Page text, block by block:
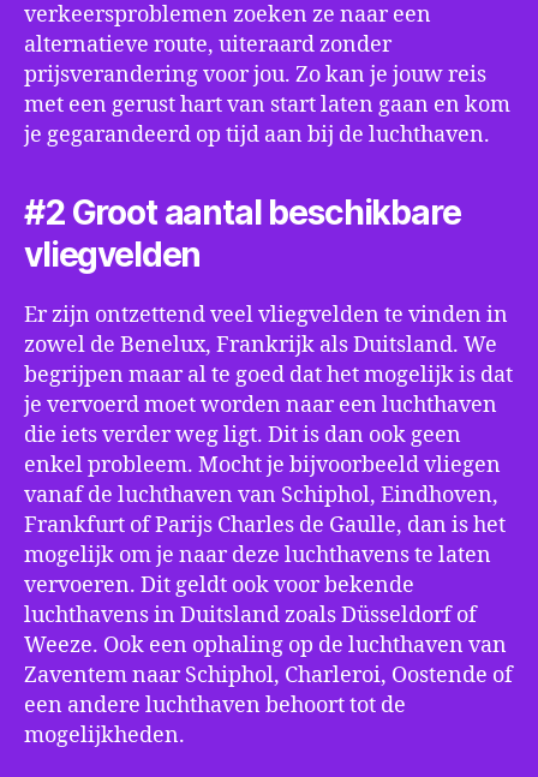
verkeersproblemen zoeken ze naar een
alternatieve route, uiteraard zonder
prijsverandering voor jou. Zo kan je jouw reis
met een gerust hart van start laten gaan en kom
je gegarandeerd op tijd aan bij de luchthaven.
#2 Groot aantal beschikbare
vliegvelden
Er zijn ontzettend veel vliegvelden te vinden in
zowel de Benelux, Frankrijk als Duitsland. We
begrijpen maar al te goed dat het mogelijk is dat
je vervoerd moet worden naar een luchthaven
die iets verder weg ligt. Dit is dan ook geen
enkel probleem. Mocht je bijvoorbeeld vliegen
vanaf de luchthaven van Schiphol, Eindhoven,
Frankfurt of Parijs Charles de Gaulle, dan is het
mogelijk om je naar deze luchthavens te laten
vervoeren. Dit geldt ook voor bekende
luchthavens in Duitsland zoals Düsseldorf of
Weeze. Ook een ophaling op de luchthaven van
Zaventem naar Schiphol, Charleroi, Oostende of
een andere luchthaven behoort tot de
mogelijkheden.